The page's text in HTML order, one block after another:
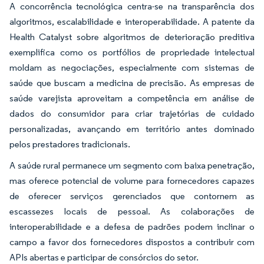
A concorrência tecnológica centra-se na transparência dos
algoritmos, escalabilidade e interoperabilidade. A patente da
Health Catalyst sobre algoritmos de deterioração preditiva
exemplifica como os portfólios de propriedade intelectual
moldam as negociações, especialmente com sistemas de
saúde que buscam a medicina de precisão. As empresas de
saúde varejista aproveitam a competência em análise de
dados do consumidor para criar trajetórias de cuidado
personalizadas, avançando em território antes dominado
pelos prestadores tradicionais.
A saúde rural permanece um segmento com baixa penetração,
mas oferece potencial de volume para fornecedores capazes
de oferecer serviços gerenciados que contornem as
escassezes locais de pessoal. As colaborações de
interoperabilidade e a defesa de padrões podem inclinar o
campo a favor dos fornecedores dispostos a contribuir com
APIs abertas e participar de consórcios do setor.